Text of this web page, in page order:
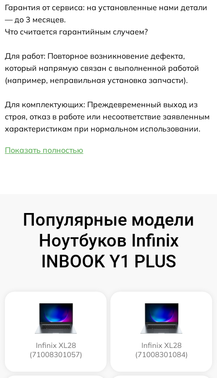
Гарантия от сервиса: на установленные нами детали
— до 3 месяцев.
Что считается гарантийным случаем?
Для работ: Повторное возникновение дефекта,
который напрямую связан с выполненной работой
(например, неправильная установка запчасти).
Для комплектующих: Преждевременный выход из
строя, отказ в работе или несоответствие заявленным
характеристикам при нормальном использовании.
Показать полностью
Популярные модели
Ноутбуков Infinix
INBOOK Y1 PLUS
Infinix XL28
(71008301057)
Infinix XL28
(71008301084)